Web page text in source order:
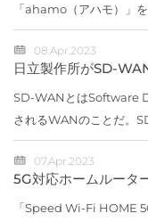
「ahamo（アハモ）」
Webサイト（出典：
る中に登場したahamoと
08.Apr.2023
日立製作所がSD-
SD-WANとはSoftware
されるWANのことだ。
ターを設置し、専用線や
に仮想的なネットワークを
07.Apr.2023
5G対応ホームルータ
「Speed Wi-Fi HOME